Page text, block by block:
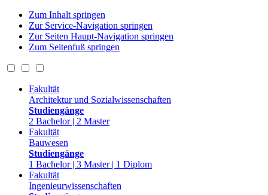
Zum Inhalt springen
Zur Service-Navigation springen
Zur Seiten Haupt-Navigation springen
Zum Seitenfuß springen
Fakultät
Architektur und Sozialwissenschaften
Studiengänge
2 Bachelor | 2 Master
Fakultät
Bauwesen
Studiengänge
1 Bachelor | 3 Master | 1 Diplom
Fakultät
Ingenieurwissenschaften